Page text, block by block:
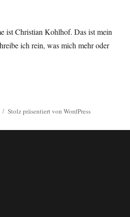
ist Christian Kohlhof. Das ist mein
ich rein, was mich mehr oder
Stolz präsentiert von WordPress